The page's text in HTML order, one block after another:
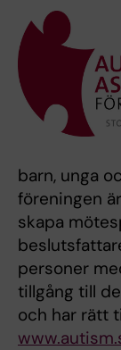
barn, unga
föreningen
skapa
personer
tillgång till
och har rätt